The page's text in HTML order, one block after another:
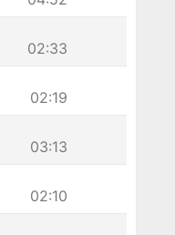
02:33
02:19
03:13
02:10